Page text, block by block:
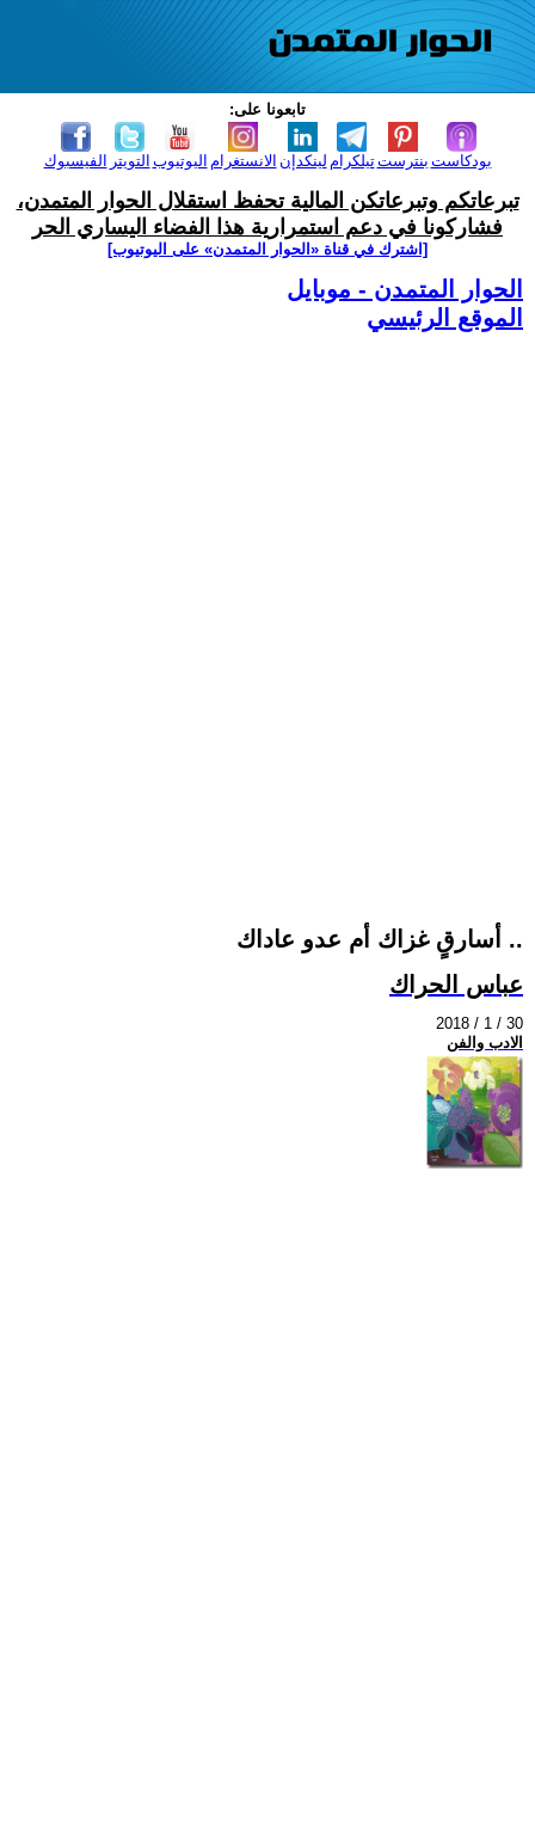
تابعونا على:
الفيسبوك التويتر اليوتيوب الانستغرام لينكدإن تيلكرامبنترست بودكاست
تبرعاتكم وتبرعاتكن المالية تحفظ استقلال الحوار المتمدن،
فشاركونا في دعم استمرارية هذا الفضاء اليساري الحر
[اشترك في قناة ‫«الحوار المتمدن» على اليوتيوب]
الحوار المتمدن - موبايل
الموقع الرئيسي
أسارقٍ غزاك أم عدو عاداك ..
عباس الحراك
2018 / 1 / 30
الادب والفن